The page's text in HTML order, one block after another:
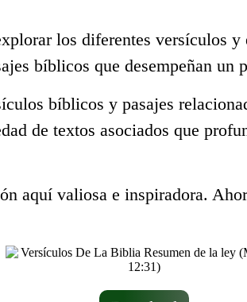
los diferentes versículos y
bíblicos que desempeñan un
bíblicos y pasajes
de textos asociados que
aquí valiosa e inspiradora.